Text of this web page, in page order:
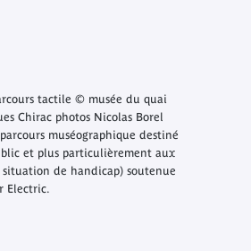
tactile © musée du quai
Chirac photos Nicolas Borel
muséographique destiné
et plus particulièrement aux
situation de handicap) soutenue
Electric.